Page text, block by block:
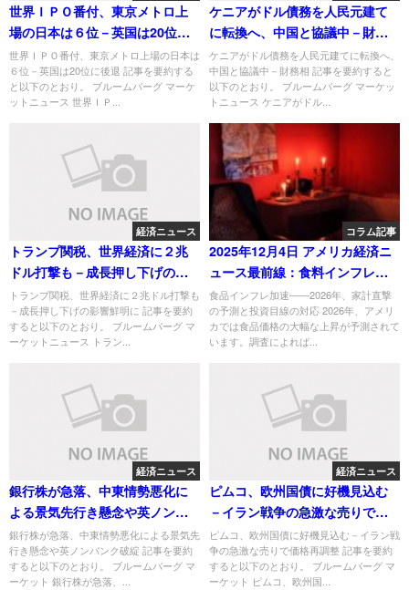
世界ＩＰＯ番付、東京メトロ上
場の日本は６位－英国は20位に
後退
世界ＩＰＯ番付、東京メトロ上場の日本は
６位－英国は20位に後退 記事を要約する
と以下のとおり。 ブルームバーグ マーケ
ットニュース 世界ＩＰ...
ケニアがドル債務を人民元建て
に転換へ、中国と協議中－財務
相
ケニアがドル債務を人民元建てに転換へ、
中国と協議中－財務相 記事を要約すると
以下のとおり。 ブルームバーグ マーケッ
トニュース ケニアがドル...
経済ニュース
トランプ関税、世界経済に２兆
ドル打撃も－成長押し下げの影
響鮮明に
トランプ関税、世界経済に２兆ドル打撃も
－成長押し下げの影響鮮明に 記事を要約
すると以下のとおり。 ブルームバーグ マ
ーケットニュース トラン...
コラム記事
2025年12月4日 アメリカ経済ニ
ュース最前線：食料インフレ・
企業業績・貿易協定の波紋
食品インフレ加速――2026年、家計直撃
の予測と投資目線の対応 2026年、アメリ
カでは食品価格の大幅な上昇が予測されて
います。調査によれば...
経済ニュース
銀行株が急落、中東情勢悪化に
よる景気先行き懸念や英ノンバ
ンク破綻
銀行株が急落、中東情勢悪化による景気先
行き懸念や英ノンバンク破綻 記事を要約
すると以下のとおり。 ブルームバーグ マ
ーケット 銀行株が急落、...
経済ニュース
ピムコ、欧州国債に好機見込む
－イラン戦争の急激な売りで価
格再調整
ピムコ、欧州国債に好機見込む－イラン戦
争の急激な売りで価格再調整 記事を要約
すると以下のとおり。 ブルームバーグ マ
ーケット ピムコ、欧州国...